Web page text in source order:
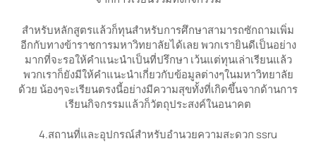
สำหรับหลักสูตรแล้วก็ทุนสำหรับการศึกษาสามารถซักถามเพิ่ม
อีกกับทางข้าราชการมหาวิทยาลัยได้เลย พวกเรายินดีเป็นอย่าง
มากที่จะรอให้คำแนะนำเป็นที่ปรึกษา เว้นแต่ทุนเล่าเรียนแล้ว
พวกเราก็ยังมีให้คำแนะนำเกี่ยวกับข้อมูลต่างๆในมหาวิทยาลัย
ด้วย น้องๆจะเรียนตรงนี้อย่างมีความสุขทั้งที่เกิดขึ้นจากด้านการ
เรียนกิจกรรมแล้วก็วัตถุประสงค์ในอนาคต
4.สถานที่และอุปกรณ์สำหรับอำนวยความสะดวก ssru